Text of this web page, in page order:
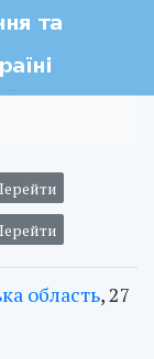
область, 27